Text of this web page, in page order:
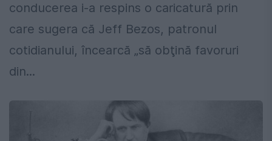
conducerea i-a respins o caricatură prin
care sugera că Jeff Bezos, patronul
cotidianului, încearcă „să obţină favoruri
din...